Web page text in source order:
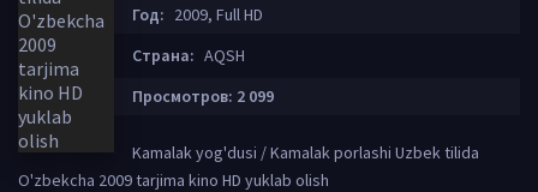
Год: 2009, Full HD
Страна: AQSH
Просмотров: 2 099
Kamalak yog'dusi / Kamalak porlashi Uzbek tilida
O'zbekcha 2009 tarjima kino HD yuklab olish